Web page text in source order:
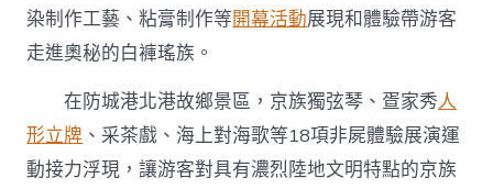
染制作工藝、粘膏制作等開幕活動展現和體驗帶游客
走進奧秘的白褲瑤族。
在防城港北港故鄉景區，京族獨弦琴、疍家秀人
形立牌 、采茶戲、海上對海歌等18項非屍體驗展演運
動接力浮現，讓游客對具有濃烈陸地文明特點的京族